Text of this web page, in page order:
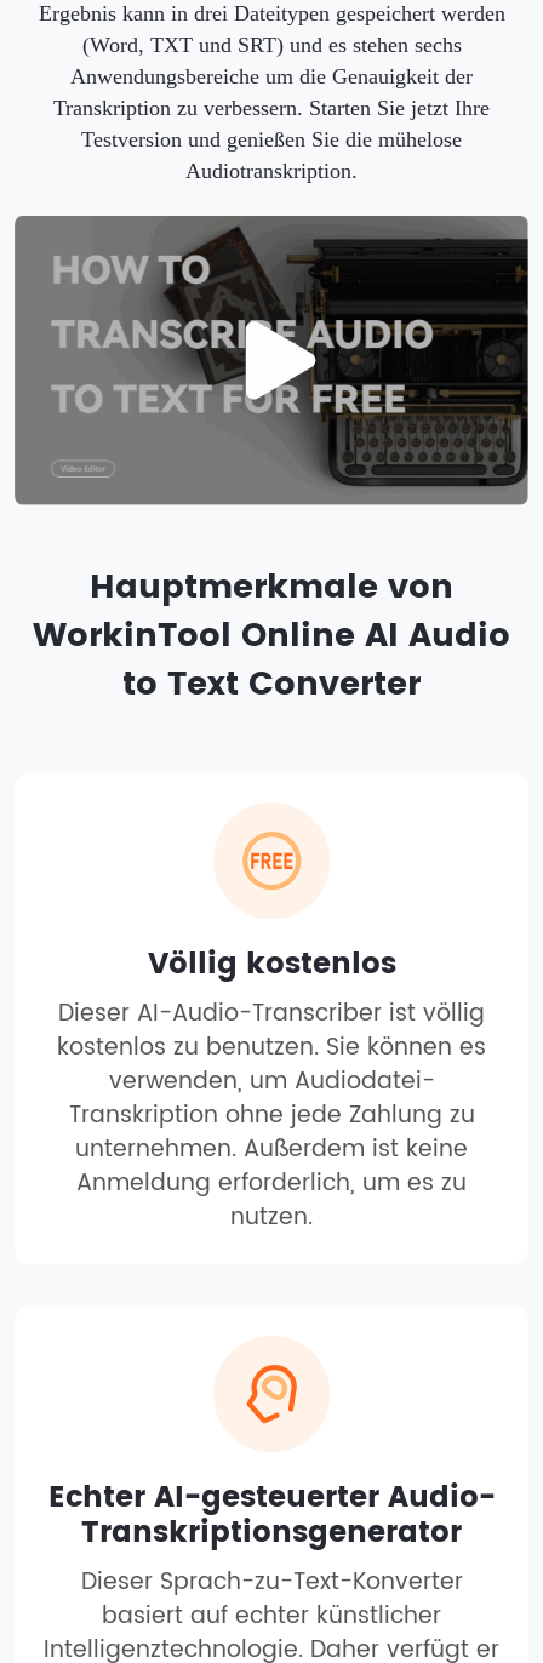
Ergebnis kann in drei Dateitypen gespeichert werden
(Word, TXT und SRT) und es stehen sechs
Anwendungsbereiche um die Genauigkeit der
Transkription zu verbessern. Starten Sie jetzt Ihre
Testversion und genießen Sie die mühelose
Audiotranskription.
Hauptmerkmale von
WorkinTool Online AI Audio
to Text Converter
Völlig kostenlos
Dieser AI-Audio-Transcriber ist völlig
kostenlos zu benutzen. Sie können es
verwenden, um Audiodatei-
Transkription ohne jede Zahlung zu
unternehmen. Außerdem ist keine
Anmeldung erforderlich, um es zu
nutzen.
Echter AI-gesteuerter Audio-
Transkriptionsgenerator
Dieser Sprach-zu-Text-Konverter
basiert auf echter künstlicher
Intelligenztechnologie. Daher verfügt er